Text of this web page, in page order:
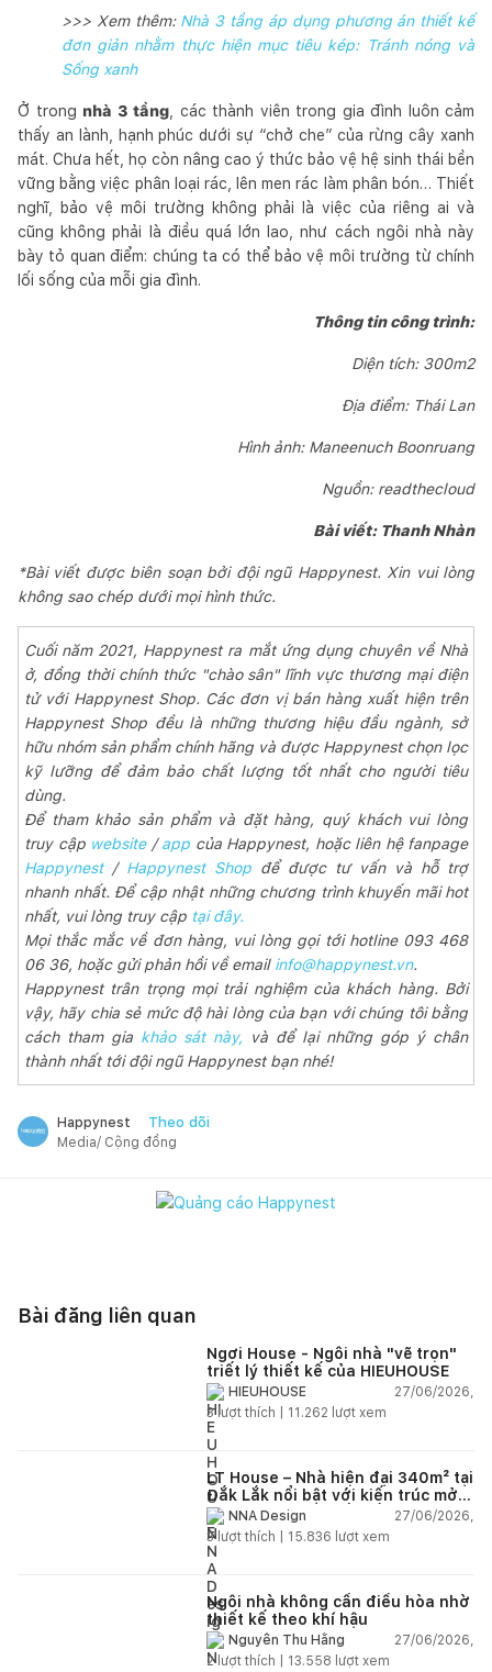
>>> Xem thêm: Nhà 3 tầng áp dụng phương án thiết kế
đơn giản nhằm thực hiện mục tiêu kép: Tránh nóng và
Sống xanh
Ở trong nhà 3 tầng , các thành viên trong gia đình luôn cảm
thấy an lành, hạnh phúc dưới sự “chở che” của rừng cây xanh
mát. Chưa hết, họ còn nâng cao ý thức bảo vệ hệ sinh thái bền
vững bằng việc phân loại rác, lên men rác làm phân bón… Thiết
nghĩ, bảo vệ môi trường không phải là việc của riêng ai và
cũng không phải là điều quá lớn lao, như cách ngôi nhà này
bày tỏ quan điểm: chúng ta có thể bảo vệ môi trường từ chính
lối sống của mỗi gia đình.
Thông tin công trình:
Diện tích: 300m2
Địa điểm: Thái Lan
Hình ảnh: Maneenuch Boonruang
Nguồn: readthecloud
Bài viết: Thanh Nhàn
*Bài viết được biên soạn bởi đội ngũ Happynest. Xin vui lòng
không sao chép dưới mọi hình thức.
Cuối năm 2021, Happynest ra mắt ứng dụng chuyên về Nhà
ở, đồng thời chính thức "chào sân" lĩnh vực thương mại điện
tử với Happynest Shop. Các đơn vị bán hàng xuất hiện trên
Happynest Shop đều là những thương hiệu đầu ngành, sở
hữu nhóm sản phẩm chính hãng và được Happynest chọn lọc
kỹ lưỡng để đảm bảo chất lượng tốt nhất cho người tiêu
dùng.
Để tham khảo sản phẩm và đặt hàng, quý khách vui lòng
truy cập website/app của Happynest, hoặc liên hệ fanpage
Happynest/ Happynest Shop để được tư vấn và hỗ trợ
nhanh nhất. Để cập nhật những chương trình khuyến mãi hot
nhất, vui lòng truy cập tại đây.
Mọi thắc mắc về đơn hàng, vui lòng gọi tới hotline 093 468
06 36, hoặc gửi phản hồi về email info@happynest.vn.
Happynest trân trọng mọi trải nghiệm của khách hàng. Bởi
vậy, hãy chia sẻ mức độ hài lòng của bạn với chúng tôi bằng
cách tham gia khảo sát này, và để lại những góp ý chân
thành nhất tới đội ngũ Happynest bạn nhé!
Happynest Theo dõi
Media/ Cộng đồng
Bài đăng liên quan
Ngơi House - Ngôi nhà "vẽ trọn"
triết lý thiết kế của HIEUHOUSE
HIEUHOUSE
27/06/2026,
3lượt thích | 11.262 lượt xem
LT House – Nhà hiện đại 340m² tại
Đắk Lắk nổi bật với kiến trúc mở
và hệ sân vườn kết nối thiên
nhiên
NNA Design
27/06/2026,
3lượt thích | 15.836 lượt xem
Ngôi nhà không cần điều hòa nhờ
thiết kế theo khí hậu
Nguyễn Thu Hằng
27/06/2026,
2lượt thích | 13.558 lượt xem